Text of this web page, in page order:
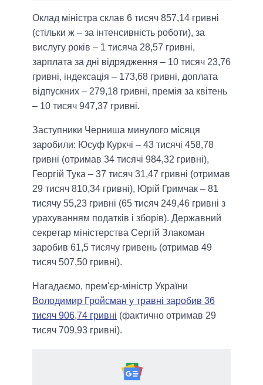
Оклад міністра склав 6 тисяч 857,14 гривні
(стільки ж – за інтенсивність роботи), за
вислугу років – 1 тисяча 28,57 гривні,
зарплата за дні відрядження – 10 тисяч 23,76
гривні, індексація – 173,68 гривні, доплата
відпускних – 279,18 гривні, премія за квітень
– 10 тисяч 947,37 гривні.
Заступники Черниша минулого місяця
заробили: Юсуф Куркчі – 43 тисячі 458,78
гривні (отримав 34 тисячі 984,32 гривні),
Георгій Тука – 37 тисяч 31,47 гривні (отримав
29 тисяч 810,34 гривні), Юрій Гримчак – 81
тисячу 55,23 гривні (65 тисяч 249,46 гривні з
урахуванням податків і зборів). Державний
секретар міністерства Сергій Злакоман
заробив 61,5 тисячу гривень (отримав 49
тисяч 507,50 гривні).
Нагадаємо, прем'єр-міністр України
Володимир Гройсман у травні заробив 36
тисяч 906,74 гривні (фактично отримав 29
тисяч 709,93 гривні).